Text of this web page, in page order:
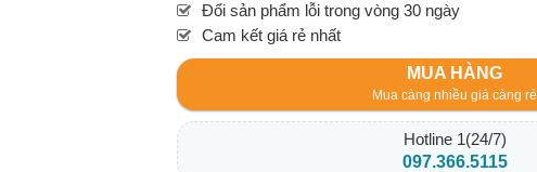
Đổi sản phẩm lỗi trong vòng 30 ngày
Cam kết giá rẻ nhất
MUA HÀNG
Mua càng nhiều giá càng rẻ
Hotline 1(24/7)
097.366.5115